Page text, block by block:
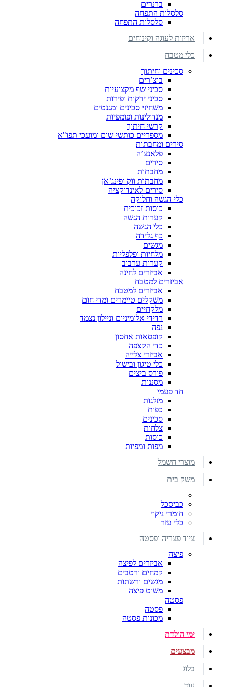
ברנרים
סלסלות התפחה
סלסלות התפחה
אריזות לעוגה וקינוחים
כלי מטבח
סכינים וחיתוך
בוצ’רים
סכיני שף מקצועיות
סכיני ירקות ופירות
משחיזי סכינים ומגנטים
מנדולינות ופומפיות
קרשי חיתוך
מספריים כותשי שום ומועכי תפו"א
סירים ומחבתות
פלאנצ’ה
סירים
מחבתות
מחבתות ווק ופינג’אן
סירים לאינדוקציה
כלי הגשה וחלוקה
כוסות זכוכית
קערות הגשה
כלי הגשה
כף גלידה
מגשים
מלחיות ופלפליות
קערות ערבוב
אביזרים לחינה
אביזרים למטבח
אביזרים למטבח
משקלים טיימרים ומדי חום
מלקחיים
רדידי אלומיניום וניילון נצמד
נפה
קופסאות אחסון
כדי הקצפה
אביזרי צלייה
כלי טיגון ובישול
פורס ביצים
מסננות
חד פעמי
מזלגות
כפות
סכינים
צלחות
כוסות
מפות ומפיות
מוצרי חשמל
משק בית
כביסכל
חומרי ניקוי
כלי עזר
ציוד פצריה ופסטה
פיצה
אביזרים לפיצה
קמחים ורטבים
מגשים ורשתות
משוט פיצה
פסטה
פסטה
מכונות פסטה
ימי הולדת
מבצעים
בלוג